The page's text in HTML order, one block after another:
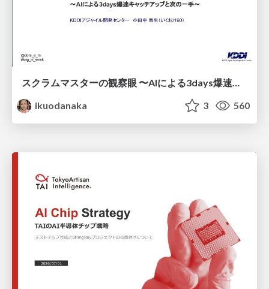
スクラムマスターの観察眼 〜AIによる3days爆速キャッチアップと次の一手〜/The Scrum Master's Insight: Lightning-Fast 3-Day Catch-Up with AI and the Next Move
ikuodanaka
3 560